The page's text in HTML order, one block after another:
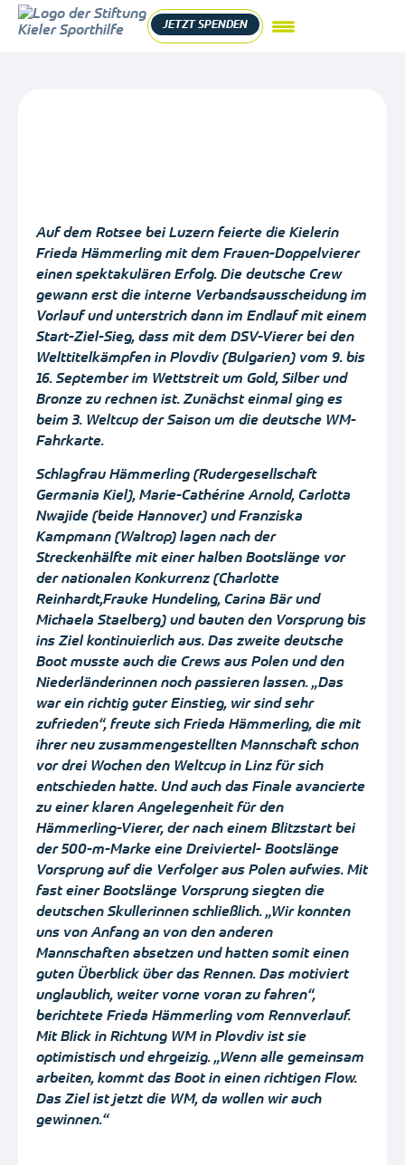
JETZT SPENDEN
Auf dem Rotsee bei Luzern feierte die Kielerin
Frieda Hämmerling mit dem Frauen-Doppelvierer
einen spektakulären Erfolg. Die deutsche Crew
gewann erst die interne Verbandsausscheidung im
Vorlauf und unterstrich dann im Endlauf mit einem
Start-Ziel-Sieg, dass mit dem DSV-Vierer bei den
Welttitelkämpfen in Plovdiv (Bulgarien) vom 9. bis
16. September im Wettstreit um Gold, Silber und
Bronze zu rechnen ist. Zunächst einmal ging es
beim 3. Weltcup der Saison um die deutsche WM-
Fahrkarte.
Schlagfrau Hämmerling (Rudergesellschaft
Germania Kiel), Marie-Cathérine Arnold, Carlotta
Nwajide (beide Hannover) und Franziska
Kampmann (Waltrop) lagen nach der
Streckenhälfte mit einer halben Bootslänge vor
der nationalen Konkurrenz (Charlotte
Reinhardt,Frauke Hundeling, Carina Bär und
Michaela Staelberg) und bauten den Vorsprung bis
ins Ziel kontinuierlich aus. Das zweite deutsche
Boot musste auch die Crews aus Polen und den
Niederländerinnen noch passieren lassen. „Das
war ein richtig guter Einstieg, wir sind sehr
zufrieden“, freute sich Frieda Hämmerling, die mit
ihrer neu zusammengestellten Mannschaft schon
vor drei Wochen den Weltcup in Linz für sich
entschieden hatte. Und auch das Finale avancierte
zu einer klaren Angelegenheit für den
Hämmerling-Vierer, der nach einem Blitzstart bei
der 500-m-Marke eine Dreiviertel- Bootslänge
Vorsprung auf die Verfolger aus Polen aufwies. Mit
fast einer Bootslänge Vorsprung siegten die
deutschen Skullerinnen schließlich. „Wir konnten
uns von Anfang an von den anderen
Mannschaften absetzen und hatten somit einen
guten Überblick über das Rennen. Das motiviert
unglaublich, weiter vorne voran zu fahren“,
berichtete Frieda Hämmerling vom Rennverlauf.
Mit Blick in Richtung WM in Plovdiv ist sie
optimistisch und ehrgeizig. „Wenn alle gemeinsam
arbeiten, kommt das Boot in einen richtigen Flow.
Das Ziel ist jetzt die WM, da wollen wir auch
gewinnen.“